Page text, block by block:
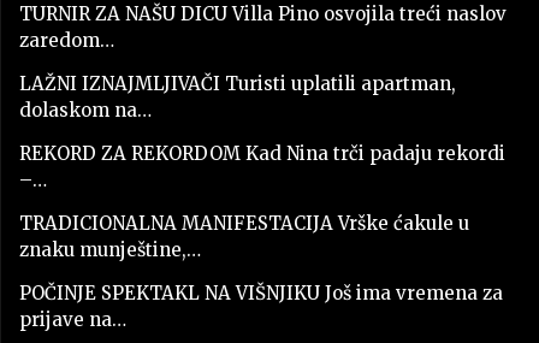
TURNIR ZA NAŠU DICU Villa Pino osvojila treći naslov
zaredom…
LAŽNI IZNAJMLJIVAČI Turisti uplatili apartman,
dolaskom na…
REKORD ZA REKORDOM Kad Nina trči padaju rekordi
–…
TRADICIONALNA MANIFESTACIJA Vrške ćakule u
znaku munještine,…
POČINJE SPEKTAKL NA VIŠNJIKU Još ima vremena za
prijave na…